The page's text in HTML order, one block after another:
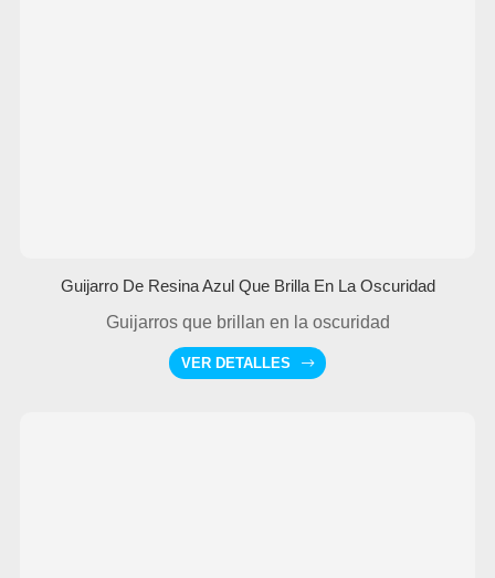
Guijarro De Resina Azul Que Brilla En La Oscuridad
Guijarros que brillan en la oscuridad
VER DETALLES